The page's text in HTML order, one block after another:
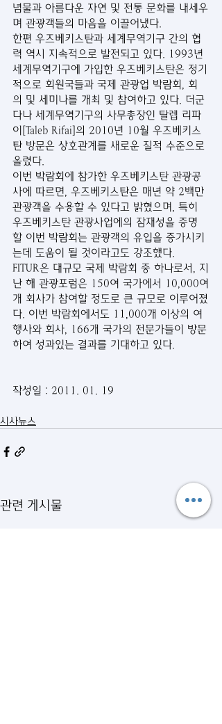
념물과 아름다운 자연 및 전통 문화를 내세우
며 관광객들의 마음을 이끌어냈다.
한편 우즈베키스탄과 세계무역기구 간의 협
력 역시 지속적으로 발전되고 있다. 1993년
세계무역기구에 가입한 우즈베키스탄은 정기
적으로 회원국들과 국제 관광업 박람회, 회
의 및 세미나를 개최 및 참여하고 있다. 더군
다나 세계무역기구의 사무총장인 탈렙 리파
이[Taleb Rifai]의 2010년 10월 우즈베키스
탄 방문은 상호관계를 새로운 질적 수준으로
올렸다.
이번 박람회에 참가한 우즈베키스탄 관광공
사에 따르면, 우즈베키스탄은 매년 약 2백만
관광객을 수용할 수 있다고 밝혔으며, 특히
우즈베키스탄 관광사업에의 잠재성을 증명
할 이번 박람회는 관광객의 유입을 증가시키
는데 도움이 될 것이라고도 강조했다.
FITUR은 대규모 국제 박람회 중 하나로서, 지
난 해 관광포럼은 150여 국가에서 10,000여
개 회사가 참여할 정도로 큰 규모로 이루어졌
다. 이번 박람회에서도 11,000개 이상의 여
행사와 회사, 166개 국가의 전문가들이 방문
하여 성과있는 결과를 기대하고 있다.
작성일 : 2011. 01. 19
시사뉴스
관련 게시물